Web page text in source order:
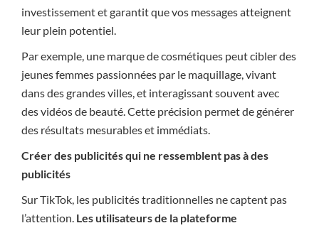
investissement et garantit que vos messages atteignent
leur plein potentiel.
Par exemple, une marque de cosmétiques peut cibler des
jeunes femmes passionnées par le maquillage, vivant
dans des grandes villes, et interagissant souvent avec
des vidéos de beauté. Cette précision permet de générer
des résultats mesurables et immédiats.
Créer des publicités qui ne ressemblent pas à des
publicités
Sur TikTok, les publicités traditionnelles ne captent pas
l’attention. Les utilisateurs de la plateforme